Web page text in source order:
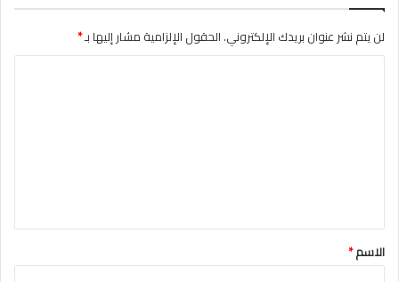
لن يتم نشر عنوان بريدك الإلكتروني.الحقول الإلزامية مشار إليها بـ*
ق
*
الاسم*